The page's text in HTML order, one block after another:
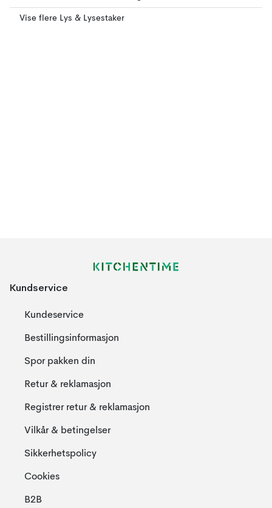
Vise flere Lys & Lysestaker
Kundservice
Kundeservice
Bestillingsinformasjon
Spor pakken din
Retur & reklamasjon
Registrer retur & reklamasjon
Vilkår & betingelser
Sikkerhetspolicy
Cookies
B2B